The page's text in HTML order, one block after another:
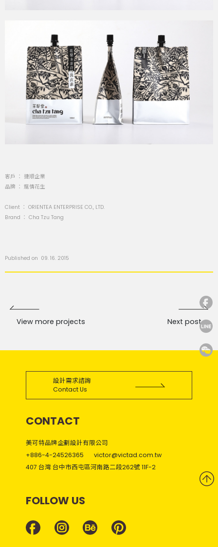
客戶 ： 捷順企業
品牌 ： 龍情花生
Client ： ORIENTEA ENTERPRISE CO., LTD.
Brand ： Cha Tzu Tang
Published on 09. 16. 2015
View more projects Next post
設計需求諮詢
Contact Us
CONTACT
美可特品牌企劃設計有限公司
+886-4-24526365
victor@victad.com.tw
407 台灣 台中市西屯區河南路二段262號 11F-2
FOLLOW US